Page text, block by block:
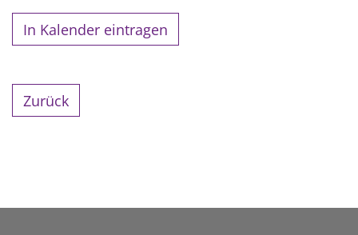
In Kalender eintragen
Zurück